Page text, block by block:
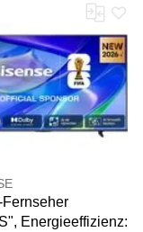
Energieeffizienz: